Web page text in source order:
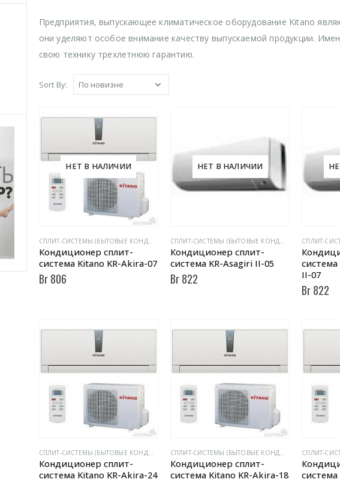
Предприятия, выпускающее климатическое оборудование Kitano
они уделяют особое внимание качеству выпускаемой продукции.
свою технику трехлетнюю гарантию.
Sort By:
НЕТ В НАЛИЧИИ
Кондиционер сплит-
система Kitano KR-Akira-07
Br806
НЕТ В НАЛИЧИИ
Кондиционер сплит-
система KR-Asagiri II-05
Br822
II-07
Br822
CПЛИТ-СИСТЕМЫ (БЫТОВЫЕ КОНДИЦИОНЕРЫ)
Кондиционер сплит-
система Kitano KR-Akira-24
CПЛИТ-СИСТЕМЫ (БЫТОВЫЕ КОНДИЦИОНЕРЫ)
Кондиционер сплит-
система Kitano KR-Akira-18